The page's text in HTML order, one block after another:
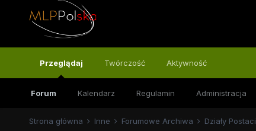
Przeglądaj
Forum Kalendarz Regulamin Administracja
Twórczość Aktywność
Strona główna Inne Forumowe Archiwa Działy Postaci